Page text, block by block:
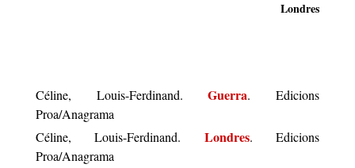
Londres
Céline, Louis-Ferdinand.Guerra. Edicions
Proa/Anagrama
Céline, Louis-Ferdinand. Londres. Edicions
Proa/Anagrama